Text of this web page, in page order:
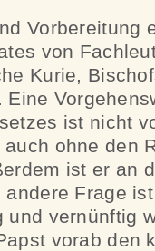
Vorbereitung
von
Kurie,
Eine
ist nicht
ohne den
ist er an
Frage
und vernünftig
vorab den